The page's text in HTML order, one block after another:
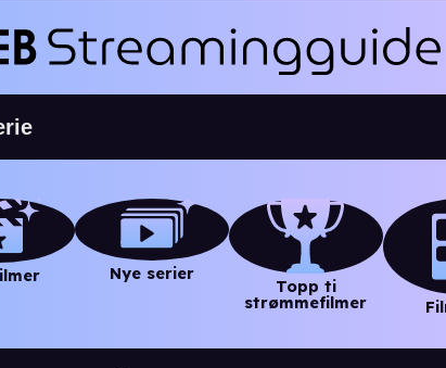
Nye serier
Topp ti
strømmefilmer